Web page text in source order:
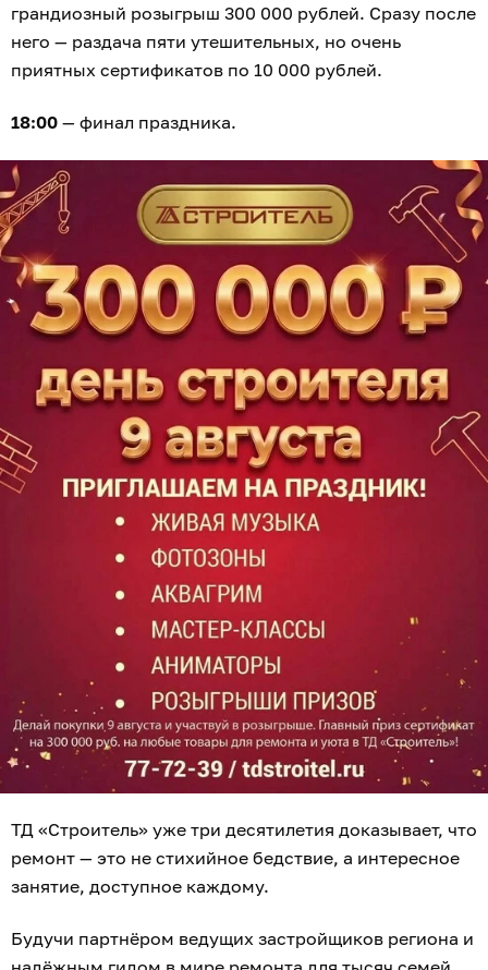
грандиозный розыгрыш 300 000 рублей. Сразу после
него — раздача пяти утешительных, но очень
приятных сертификатов по 10 000 рублей.
18:00 — финал праздника.
ТД «Строитель» уже три десятилетия доказывает, что
ремонт — это не стихийное бедствие, а интересное
занятие, доступное каждому.
Будучи партнёром ведущих застройщиков региона и